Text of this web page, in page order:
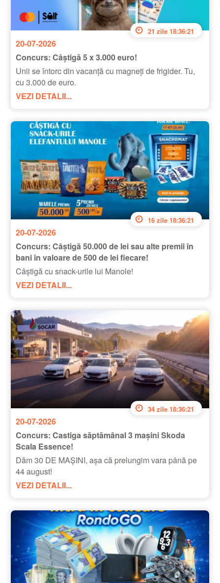
21 zile 18:36:20
20-07-2026
Concurs: Câștigă 5 x 3.000 euro!
Unii se întorc din vacanță cu magneți de frigider. Tu,
cu 3.000 de euro.
VEZI DETALII...
16 zile 18:36:20
20-07-2026
Concurs: Câștigă 50.000 de lei sau alte premii în
bani în valoare de 500 de lei fiecare!
Câștigă cu snack-urile lui Manole!
VEZI DETALII...
34 zile 18:36:20
20-07-2026
Concurs: Castiga săptămânal 3 mașini Skoda
Scala Essence!
Dăm 30 DE MAȘINI, așa că prelungim vara până pe
44 august!
VEZI DETALII...